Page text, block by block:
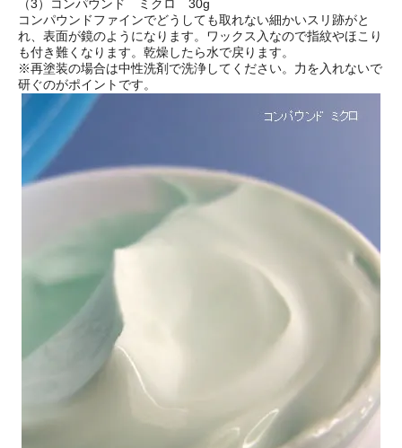
（3）コンパウンド ミクロ 30g
コンパウンドファインでどうしても取れない細かいスリ跡がと
れ、表面が鏡のようになります。ワックス入なので指紋やほこり
も付き難くなります。乾燥したら水で戻ります。
※再塗装の場合は中性洗剤で洗浄してください。力を入れないで
研ぐのがポイントです。